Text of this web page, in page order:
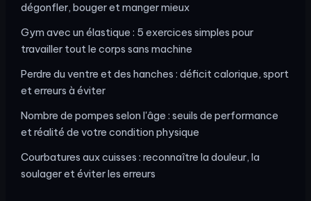
dégonfler, bouger et manger mieux
Gym avec un élastique : 5 exercices simples pour
travailler tout le corps sans machine
Perdre du ventre et des hanches : déficit calorique, sport
et erreurs à éviter
Nombre de pompes selon l'âge : seuils de performance
et réalité de votre condition physique
Courbatures aux cuisses : reconnaître la douleur, la
soulager et éviter les erreurs